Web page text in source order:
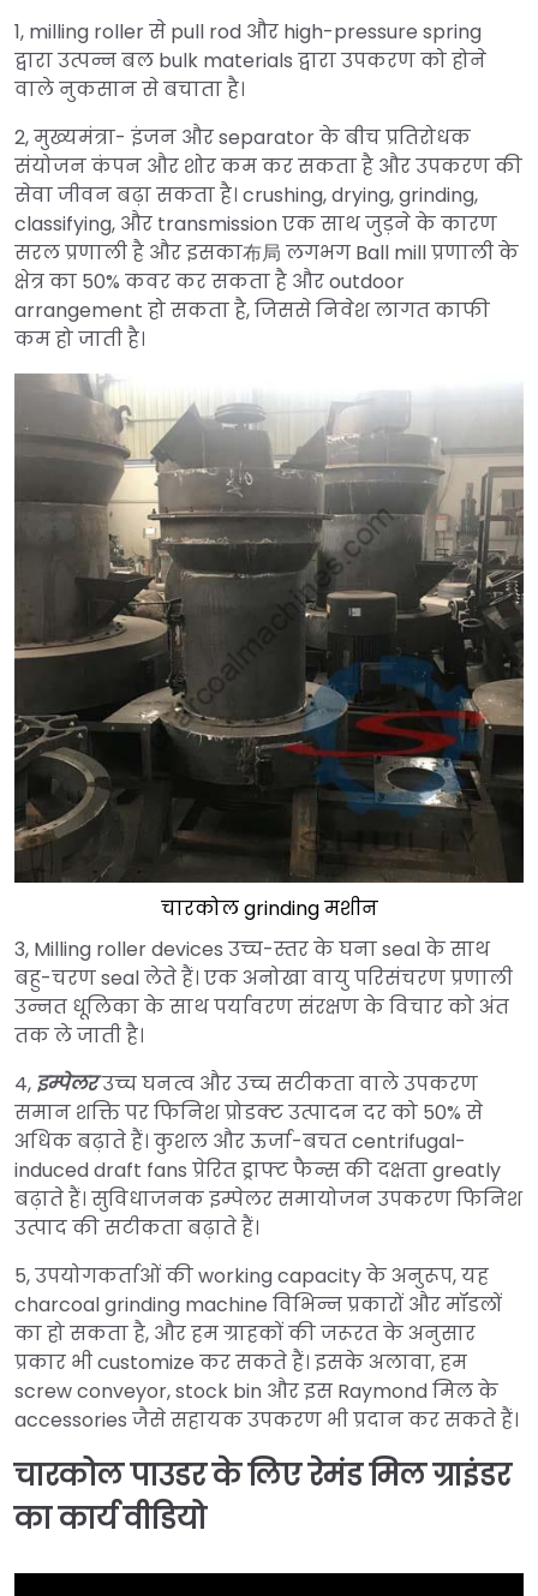
1, milling roller से pull rod और high-pressure spring
द्वारा उत्पन्न बल bulk materials द्वारा उपकरण को होने
वाले नुकसान से बचाता है।
2, मुख्यमंत्रा- इंजन और separator के बीच प्रतिरोधक
संयोजन कंपन और शोर कम कर सकता है और उपकरण की
सेवा जीवन बढ़ा सकता है। crushing, drying, grinding,
classifying, और transmission एक साथ जुड़ने के कारण
सरल प्रणाली है और इसका布局 लगभग Ball mill प्रणाली के
क्षेत्र का 50% कवर कर सकता है और outdoor
arrangement हो सकता है, जिससे निवेश लागत काफी
कम हो जाती है।
चारकोल grinding मशीन
3, Milling roller devices उच्च-स्तर के घना seal के साथ
बहु-चरण seal लेते हैं। एक अनोखा वायु परिसंचरण प्रणाली
उन्नत धूलिका के साथ पर्यावरण संरक्षण के विचार को अंत
तक ले जाती है।
4, इम्पेलरउच्च घनत्व और उच्च सटीकता वाले उपकरण
समान शक्ति पर फिनिश प्रोडक्ट उत्पादन दर को 50% से
अधिक बढ़ाते हैं। कुशल और ऊर्जा-बचत centrifugal-
induced draft fans प्रेरित ड्राफ्ट फैन्स की दक्षता greatly
बढ़ाते हैं। सुविधाजनक इम्पेलर समायोजन उपकरण फिनिश
उत्पाद की सटीकता बढ़ाते हैं।
5, उपयोगकर्ताओं की working capacity के अनुरूप, यह
charcoal grinding machine विभिन्न प्रकारों और मॉडलों
का हो सकता है, और हम ग्राहकों की जरूरत के अनुसार
प्रकार भी customize कर सकते हैं। इसके अलावा, हम
screw conveyor, stock bin और इस Raymond मिल के
accessories जैसे सहायक उपकरण भी प्रदान कर सकते हैं।
चारकोल पाउडर के लिए रेमंड मिल ग्राइंडर
का कार्य वीडियो